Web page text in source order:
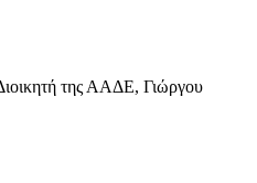
της ΑΑΔΕ, Γιώργου